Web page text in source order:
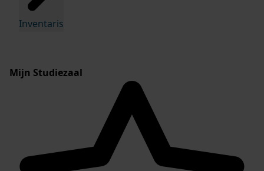
Inventaris
Mijn Studiezaal